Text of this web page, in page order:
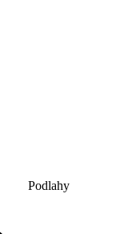
Podlahy